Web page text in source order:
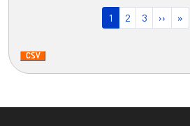
Page courante
1 Page
2 Page
3 Page
›› »